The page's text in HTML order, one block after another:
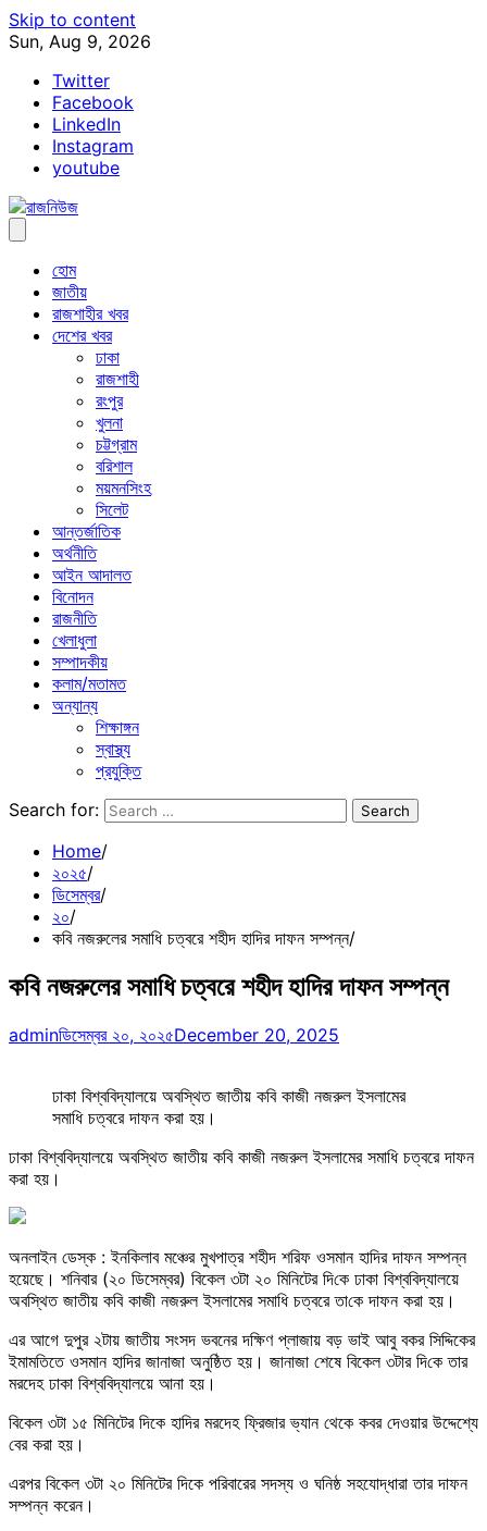
Skip to content
Sun, Aug 9, 2026
Twitter
Facebook
LinkedIn
Instagram
youtube
হোম
জাতীয়
রাজশাহীর খবর
দেশের খবর
ঢাকা
রাজশাহী
রংপুর
খুলনা
চট্টগ্রাম
বরিশাল
ময়মনসিংহ
সিলেট
আন্তর্জাতিক
অর্থনীতি
আইন আদালত
বিনোদন
রাজনীতি
খেলাধুলা
সম্পাদকীয়
কলাম/মতামত
অন্যান্য
শিক্ষাঙ্গন
স্বাস্থ্য
প্রযুক্তি
Search for:
Home
২০২৫
ডিসেম্বর
২০
কবি নজরুলের সমাধি চত্বরে শহীদ হা‌দির দাফন সম্পন্ন
কবি নজরুলের সমাধি চত্বরে শহীদ হা‌দির দাফন সম্পন্ন
adminডিসেম্বর ২০, ২০২৫December 20, 2025
ঢাকা বিশ্ববিদ্যালয়ে অবস্থিত জাতীয় কবি কাজী নজরুল ইসলামের
সমাধি চত্বরে দাফন করা হয়।
ঢাকা বিশ্ববিদ্যালয়ে অবস্থিত জাতীয় কবি কাজী নজরুল ইসলামের সমাধি চত্বরে দাফন
করা হয়।
অনলাইন ডেস্ক : ইনকিলাব মঞ্চের মুখপাত্র শহীদ শরিফ ওসমান হাদির দাফন সম্পন্ন
হয়েছে। শ‌নিবার (২০ ডিসেম্বর) বিকেল ৩টা ২০ মিনিটের দি‌কে ঢাকা বিশ্ববিদ্যালয়ে
অবস্থিত জাতীয় কবি কাজী নজরুল ইসলামের সমাধি চত্বরে তা‌কে দাফন করা হয়।
এর আগে দুপুর ২টায় জাতীয় সংসদ ভবনের দক্ষিণ প্লাজায় বড় ভাই আবু বকর সিদ্দিকের
ইমামতিতে ওসমান হাদির জানাজা অনুষ্ঠিত হয়। জানাজা শেষে বিকেল ৩টার দি‌কে তার
মরদেহ ঢাকা বিশ্ববিদ্যালয়ে আনা হয়।
বিকেল ৩টা ১৫ মিনিটের দিকে হা‌দির মরদেহ ফ্রিজার ভ্যান থেকে কবর দেওয়ার উদ্দেশ্যে
বের করা হয়।
এরপর বিকেল ৩টা ২০ মিনিটের দিকে পরিবারের সদস্য ও ঘনিষ্ঠ সহযোদ্ধারা তার দাফন
সম্পন্ন করেন।